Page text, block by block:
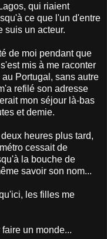
qui riaient
ce que l'un d'entre
suis un acteur.
de moi pendant que
mis à me raconter
Portugal, sans autre
refilé son adresse
mon séjour là-bas
et demie.
heures plus tard,
cessait de
la bouche de
savoir son nom...
les filles me
un monde...